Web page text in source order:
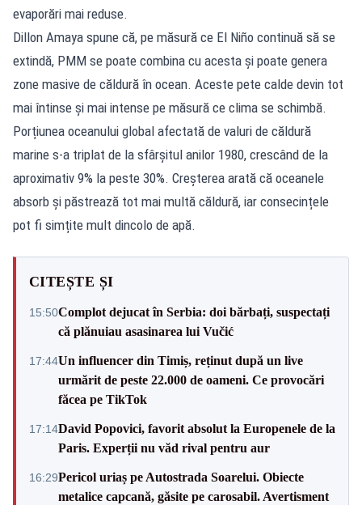
evaporări mai reduse.
Dillon Amaya spune că, pe măsură ce El Niño continuă să se
extindă, PMM se poate combina cu acesta și poate genera
zone masive de căldură în ocean. Aceste pete calde devin tot
mai întinse și mai intense pe măsură ce clima se schimbă.
Porțiunea oceanului global afectată de valuri de căldură
marine s-a triplat de la sfârșitul anilor 1980, crescând de la
aproximativ 9% la peste 30%. Creșterea arată că oceanele
absorb și păstrează tot mai multă căldură, iar consecințele
pot fi simțite mult dincolo de apă.
CITEȘTE ȘI
15:50Complot dejucat în Serbia: doi bărbați, suspectați
că plănuiau asasinarea lui Vučić
17:44Un influencer din Timiș, reținut după un live
urmărit de peste 22.000 de oameni. Ce provocări
făcea pe TikTok
17:14David Popovici, favorit absolut la Europenele de la
Paris. Experții nu văd rival pentru aur
16:29Pericol uriaș pe Autostrada Soarelui. Obiecte
metalice capcană, găsite pe carosabil. Avertisment